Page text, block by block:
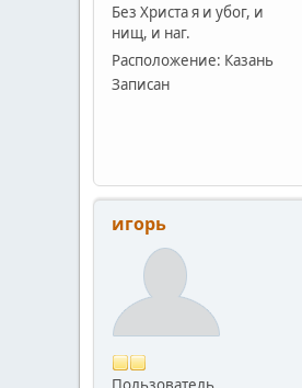
Без Христа я и убог, и
нищ, и наг.
Расположение: Казань
Записан
игорь